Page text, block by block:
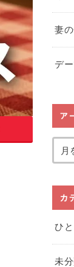
妻
デ
ア
カ
ひ
未